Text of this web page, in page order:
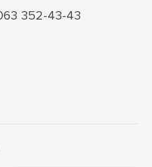
352-43-43